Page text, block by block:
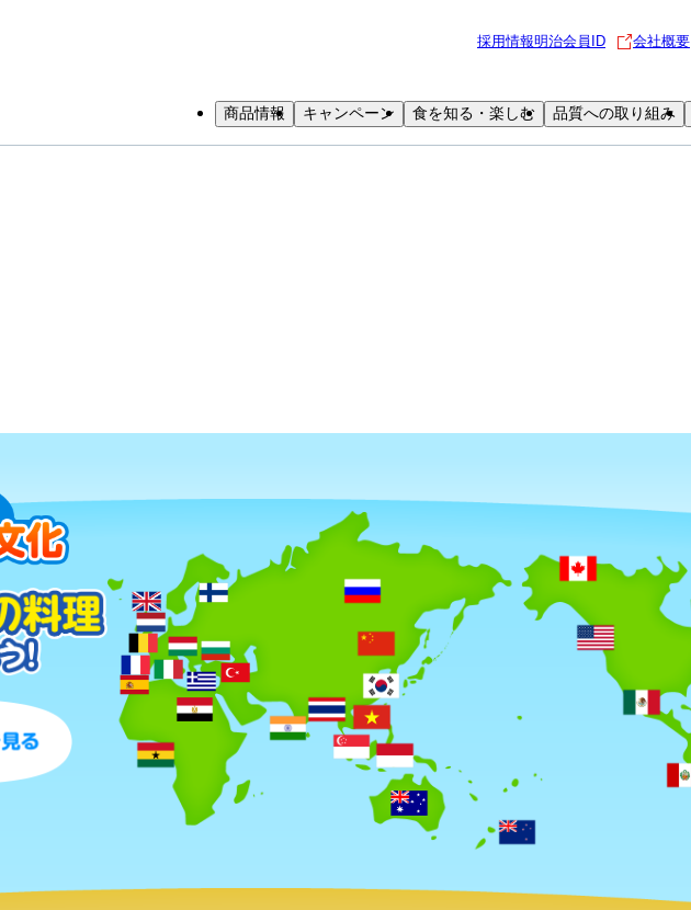
商品情報 キャンペーン 食を知る・楽しむ 品質への取り組み
採用情報明治会員ID 会社概要